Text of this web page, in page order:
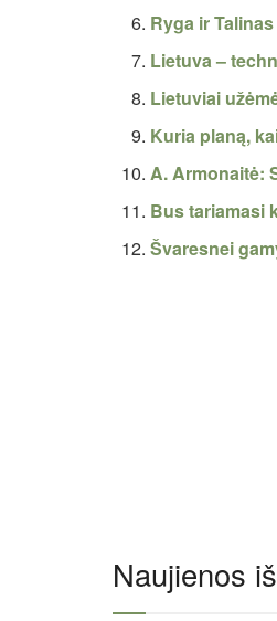
Ryga ir
Lietuva –
Lietuviai
Kuria planą,
A. Armonaitė:
Bus tariamasi
Švaresnei
Naujienos